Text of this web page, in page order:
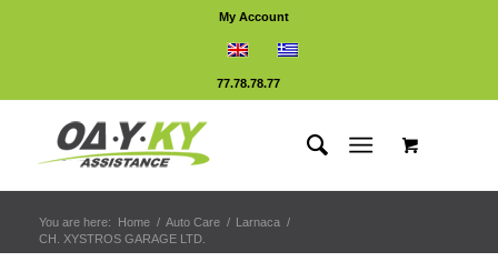
My Account
77.78.78.77
You are here: Home / Auto Care / Larnaca /
CH. XYSTROS GARAGE LTD.